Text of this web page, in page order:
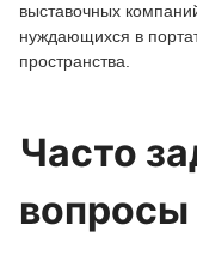
выставочных
нуждающихся в
пространства.
Часто
вопросы